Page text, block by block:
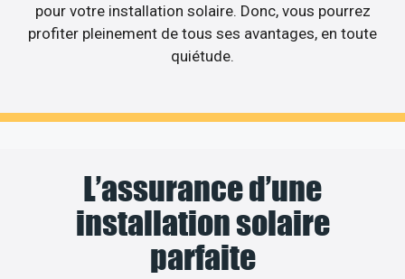
pour votre installation solaire. Donc, vous pourrez
profiter pleinement de tous ses avantages, en toute
quiétude.
L’assurance d’une
installation solaire
parfaite